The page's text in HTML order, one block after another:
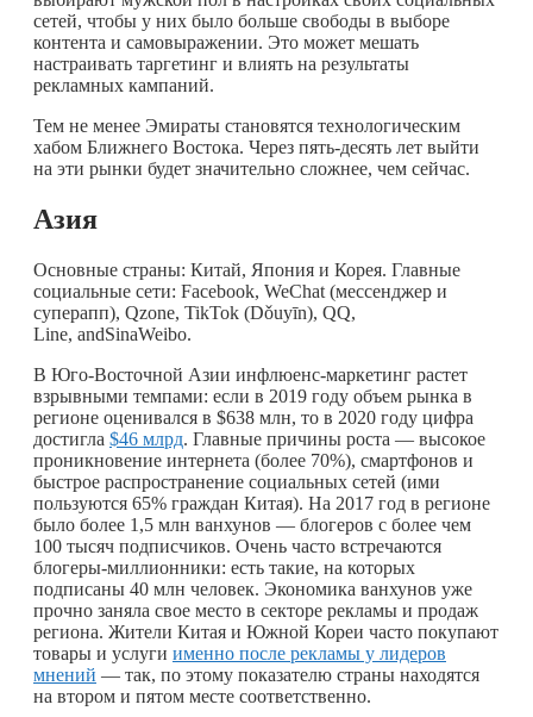
сетей, чтобы у них было больше свободы в выборе
контента и самовыражении. Это может мешать
настраивать таргетинг и влиять на результаты
рекламных кампаний.
Тем не менее Эмираты становятся технологическим
хабом Ближнего Востока. Через пять-десять лет выйти
на эти рынки будет значительно сложнее, чем сейчас.
Азия
Основные страны: Китай, Япония и Корея. Главные
социальные сети: Facebook, WeСhat (мессенджер и
суперапп), Qzone, TikTok (Dǒuyīn), QQ,
Line, andSinaWeibo.
В Юго-Восточной Азии инфлюенс-маркетинг растет
взрывными темпами: если в 2019 году объем рынка в
регионе оценивался в $638 млн, то в 2020 году цифра
достигла $46 млрд. Главные причины роста — высокое
проникновение интернета (более 70%), смартфонов и
быстрое распространение социальных сетей (ими
пользуются 65% граждан Китая). На 2017 год в регионе
было более 1,5 млн ванхунов — блогеров с более чем
100 тысяч подписчиков. Очень часто встречаются
блогеры-миллионники: есть такие, на которых
подписаны 40 млн человек. Экономика ванхунов уже
прочно заняла свое место в секторе рекламы и продаж
региона. Жители Китая и Южной Кореи часто покупают
товары и услуги именно после рекламы у лидеров
мнений — так, по этому показателю страны находятся
на втором и пятом месте соответственно.